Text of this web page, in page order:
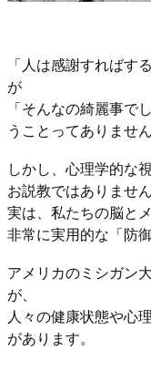
「人は感謝すればす
が
「そんなの綺麗事で
うことってありませ
しかし、心理学的な
お説教ではありません
実は、私たちの脳と
非常に実用的な「防
アメリカのミシガン
が、
人々の健康状態や心
があります。